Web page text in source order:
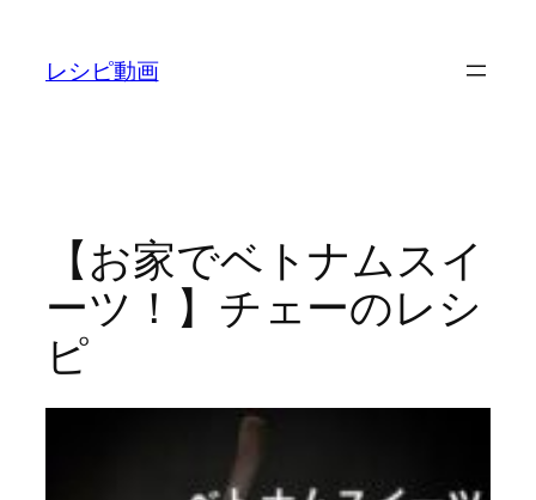
レシピ動画
【お家でベトナムスイ
ーツ！】チェーのレシ
ピ